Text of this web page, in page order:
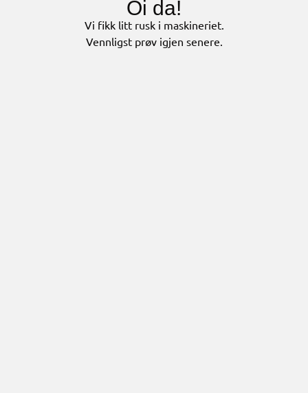
Oi da!
Vi fikk litt rusk i maskineriet.
Vennligst prøv igjen senere.